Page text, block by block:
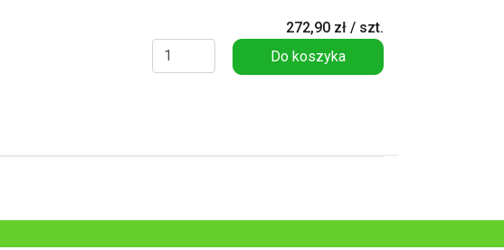
272,90 zł / szt.
Do koszyka